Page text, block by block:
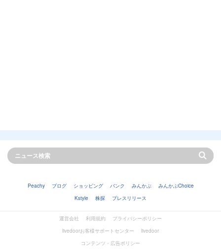
Peachy ブログ ショッピング バンク みんかぶ
みんかぶChoice
Kstyle
株探 プレスリリース
運営会社 利用規約
プライバシーポリシー
livedoorお客様サポートセンター
livedoor
コンテンツ・広告ポリシー